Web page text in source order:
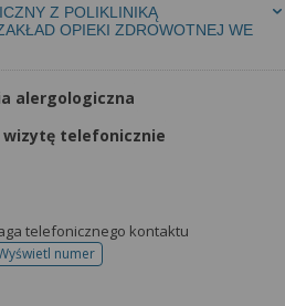
Z POLIKLINIKĄ
OPIEKI ZDROWOTNEJ WE
alergologiczna
wizytę telefonicznie
telefonicznego kontaktu
numer
telefonu do rejestracji